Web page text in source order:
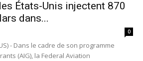
États-Unis injectent 870
dans...
0
- Dans le cadre de son programme
(AIG), la Federal Aviation